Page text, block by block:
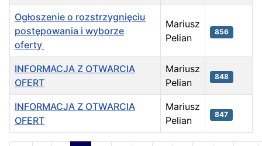
Spis artykułów
Ogłoszenie o rozstrzygnięciu
postępowania i wyborze
oferty
Mariusz
Pelian
856
INFORMACJA Z OTWARCIA
OFERT
Mariusz
Pelian
848
INFORMACJA Z OTWARCIA
OFERT
Mariusz
Pelian
847